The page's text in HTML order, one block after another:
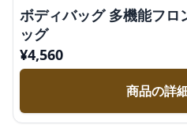
ボディバッグ 多機能フロ
ッグ
¥4,560
商品の詳